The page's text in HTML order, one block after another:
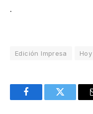
.
Edición Impresa Hoy
FacebookTwitter